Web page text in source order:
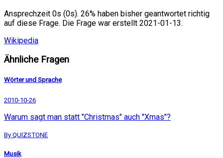
Ansprechzeit 0s (0s). 26% haben bisher geantwortet richtig
auf diese Frage. Die Frage war erstellt 2021-01-13.
Wikipedia
Ähnliche Fragen
Wörter und Sprache
2010-10-26
Warum sagt man statt "Christmas" auch "Xmas"?
By QUIZSTONE
Musik